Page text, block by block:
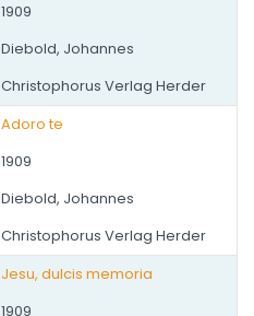
1909
Diebold, Johannes
Christophorus Verlag Herder
Adoro te
1909
Diebold, Johannes
Christophorus Verlag Herder
Jesu, dulcis memoria
1909